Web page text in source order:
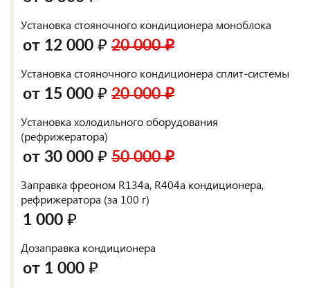
Установка стояночного кондиционера моноблока
от 12 000 ₽ 20 000 ₽
Установка стояночного кондиционера сплит-системы
от 15 000 ₽ 20 000 ₽
Установка холодильного оборудования
(рефрижератора)
от 30 000 ₽ 50 000 ₽
Заправка фреоном R134a, R404a кондиционера,
рефрижератора (за 100 г)
1 000 ₽
Дозаправка кондиционера
от 1 000 ₽